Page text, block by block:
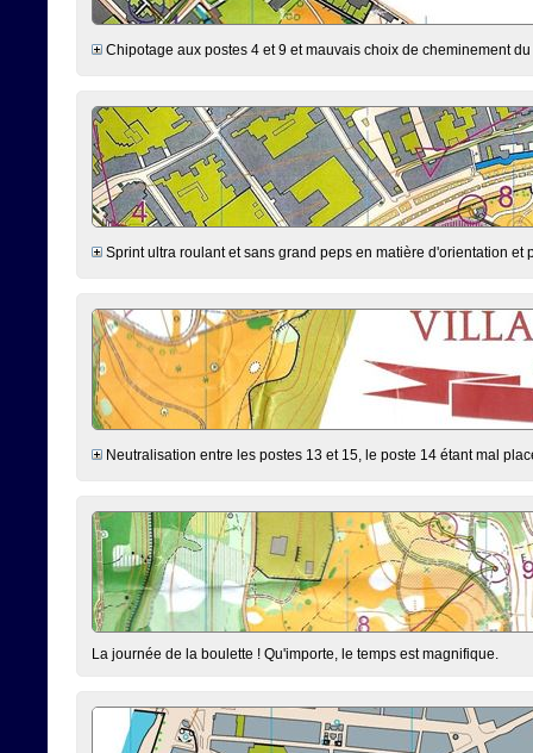
Chipotage aux postes 4 et 9 et mauvais choix de cheminement
Sprint ultra roulant et sans grand peps en matière d'orientation
Neutralisation entre les postes 13 et 15, le poste 14 étant mal
La journée de la boulette ! Qu'importe, le temps est magnifique.